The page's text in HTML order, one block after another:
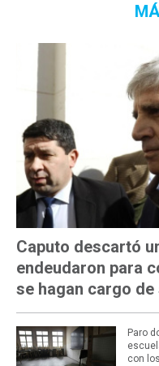
Caputo descartó
endeudaron para
se hagan cargo
Paro
con